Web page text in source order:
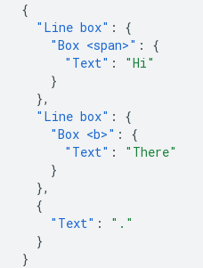
{
"Line box" :
{
"Box <span>" :
{
"Text" :
"Hi"
}
},
"Line box" :
{
"Box <b>" :
{
"Text" :
"There"
}
},
{
"Text" :
"."
}
}